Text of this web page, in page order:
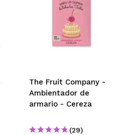
The Fruit Company -
Ambientador de
armario - Cereza
(29)